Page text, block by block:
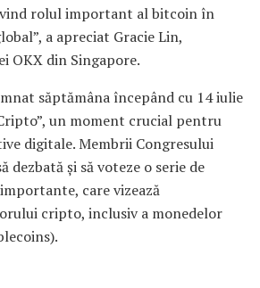
rolul important al bitcoin în
a apreciat Gracie Lin,
OKX din Singapore.
săptămâna începând cu 14 iulie
un moment crucial pentru
digitale. Membrii Congresului
dezbată și să voteze o serie de
care vizează
cripto, inclusiv a monedelor